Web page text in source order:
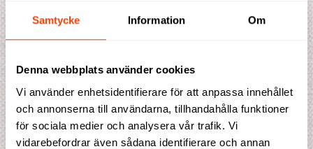
Samtycke Information Om
Denna webbplats använder cookies
Vi använder enhetsidentifierare för att anpassa innehållet
och annonserna till användarna, tillhandahålla funktioner
för sociala medier och analysera vår trafik. Vi
vidarebefordrar även sådana identifierare och annan
Prisblad
Prisförslag